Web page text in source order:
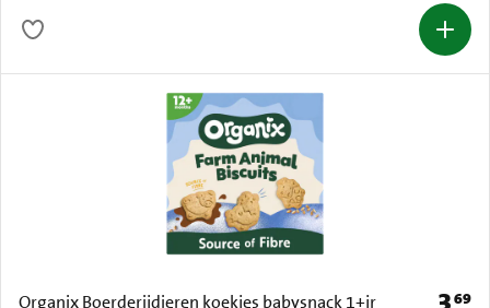
Organix Boerderijdieren koekjes babysnack 1+jr Prijs:
69